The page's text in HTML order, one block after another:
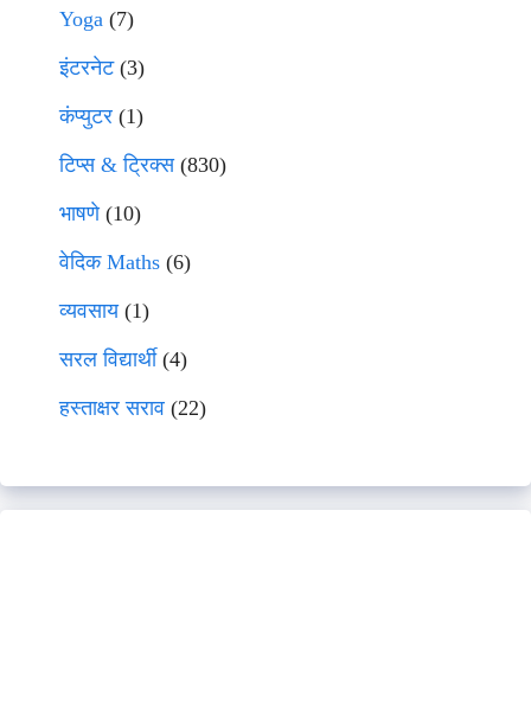
Yoga (7)
इंटरनेट(3)
कंप्युटर (1)
टिप्स & ट्रिक्स(830)
भाषणे(10)
वेदिक Maths (6)
व्यवसाय(1)
सरल विद्यार्थी(4)
हस्ताक्षर सराव (22)